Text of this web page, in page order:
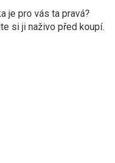
je pro vás ta pravá?
si ji naživo před koupí.